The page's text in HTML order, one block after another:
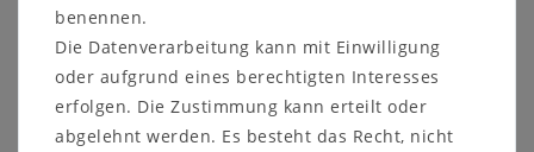
Sicher
Schneller
Kostenlose
benennen.
Die Datenverarbeitung kann mit Einwilligung
oder aufgrund eines berechtigten Interesses
erfolgen. Die Zustimmung kann erteilt oder
abgelehnt werden. Es besteht das Recht, nicht